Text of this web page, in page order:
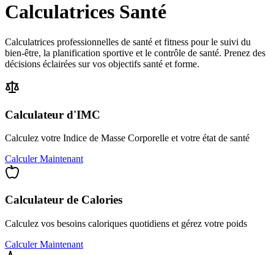
Calculatrices Santé
Calculatrices professionnelles de santé et fitness pour le suivi du
bien-être, la planification sportive et le contrôle de santé. Prenez des
décisions éclairées sur vos objectifs santé et forme.
Calculateur d'IMC
Calculez votre Indice de Masse Corporelle et votre état de santé
Calculer Maintenant
Calculateur de Calories
Calculez vos besoins caloriques quotidiens et gérez votre poids
Calculer Maintenant